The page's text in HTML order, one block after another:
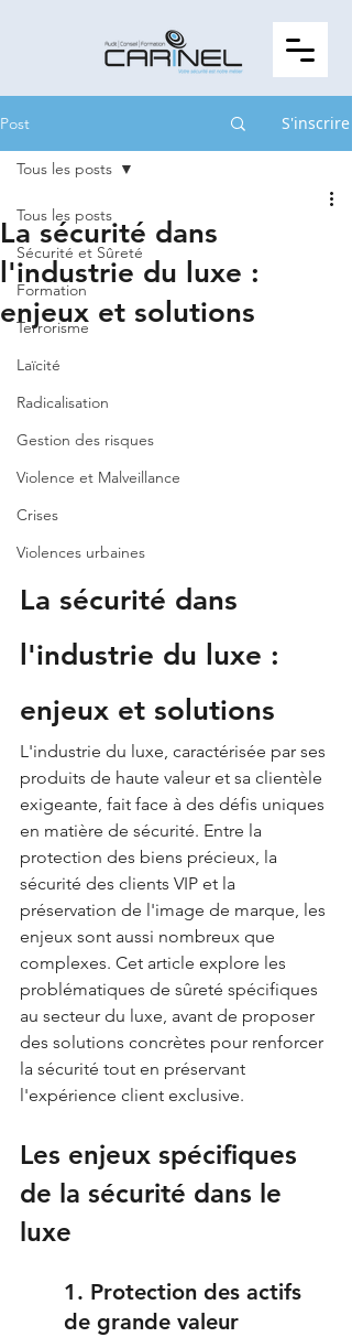
Post S'inscrire
Tous les posts
Sécurité et Sûreté
Formation
Terrorisme
Laïcité
Radicalisation
Gestion des risques
Violence et Malveillance
Crises
Violences urbaines
Tous les posts
La sécurité dans
l'industrie du luxe :
enjeux et solutions
La sécurité dans
l'industrie du luxe :
enjeux et solutions
L'industrie du luxe, caractérisée par ses
produits de haute valeur et sa clientèle
exigeante, fait face à des défis uniques
en matière de sécurité. Entre la
protection des biens précieux, la
sécurité des clients VIP et la
préservation de l'image de marque, les
enjeux sont aussi nombreux que
complexes. Cet article explore les
problématiques de sûreté spécifiques
au secteur du luxe, avant de proposer
des solutions concrètes pour renforcer
la sécurité tout en préservant
l'expérience client exclusive.
Les enjeux spécifiques
de la sécurité dans le
luxe
1. Protection des actifs
de grande valeur